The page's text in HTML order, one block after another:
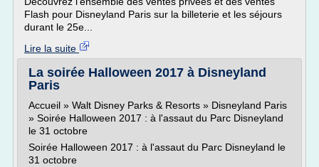
Flash pour Disneyland Paris sur la billeterie et les séjours
durant le 25e...
Lire la suite
La soirée Halloween 2017 à Disneyland
Paris
Accueil » Walt Disney Parks & Resorts » Disneyland Paris
» Soirée Halloween 2017 : à l'assaut du Parc Disneyland
le 31 octobre
Soirée Halloween 2017 : à l'assaut du Parc Disneyland le
31 octobre